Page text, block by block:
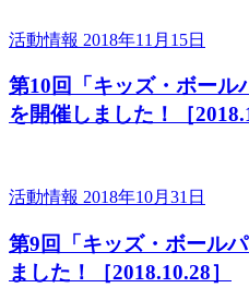
活動情報 2018年11月15日
第10回「キッズ・ボール
を開催しました！［
活動情報 2018年10月31日
第9回「キッズ・ボール
ました！［2018.10.28］